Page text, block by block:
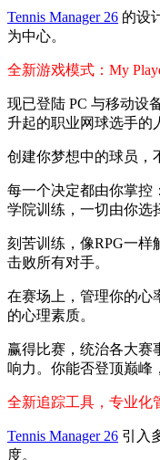
Tennis Manager 26 的设
为中心。
全新游戏模式：My
现已登陆 PC 与移动设
升起的职业网球选手的
创建你梦想中的球员，
每一个决定都由你掌控
学院训练，一切由你选
刻苦训练，像RPG一样
击败所有对手。
在赛场上，管理你的心
的心理素质。
赢得比赛，统治各大赛
响力。你能否登顶巅峰
全新追踪工具，专业化
Tennis Manager 26 引入
度。